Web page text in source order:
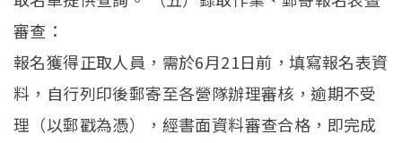
審查：
報名獲得正取人員，需於6月21日前，填寫報名表資
料，自行列印後郵寄至各營隊辦理審核，逾期不受
理（以郵戳為憑），經書面資料審查合格，即完成